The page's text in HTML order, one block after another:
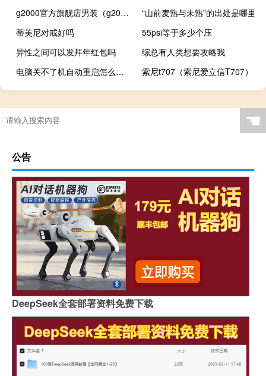
g2000官方旗舰店男装（g2000官方旗舰店）
“山前麦熟与未熟”的出处是哪里
蒂芙尼对戒好吗
55psi等于多少个压
异性之间可以发拜年红包吗
综总有人类想要攻略我
电脑关不了机自动重启怎么解决（电脑关不了机自动重启）
索尼t707（索尼爱立信T707）
☚
公告
DeepSeek全套部署资料免费下载